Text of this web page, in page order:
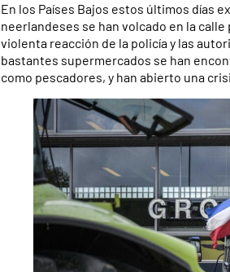
En los Países Bajos estos últimos días
neerlandeses se han volcado en la
violenta reacción de la policía y las
bastantes supermercados se han
como pescadores, y han abierto una